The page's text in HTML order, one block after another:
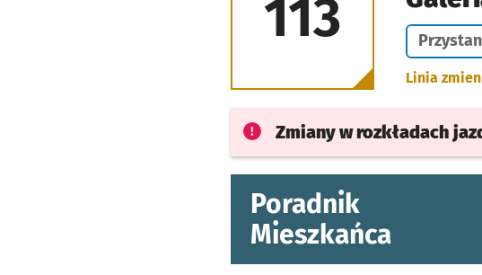
113
Linia
Zmiany w rozkładach
Poradnik
Mieszkańca